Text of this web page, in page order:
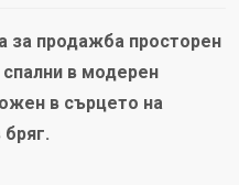
за продажба просторен
в модерен
в сърцето на